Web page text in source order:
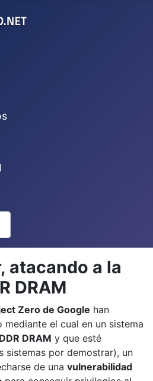
atacando a la
DRAM
Zero de Google han
el cual en un sistema
DRAM y que esté
sistemas por demostrar), un
de una vulnerabilidad